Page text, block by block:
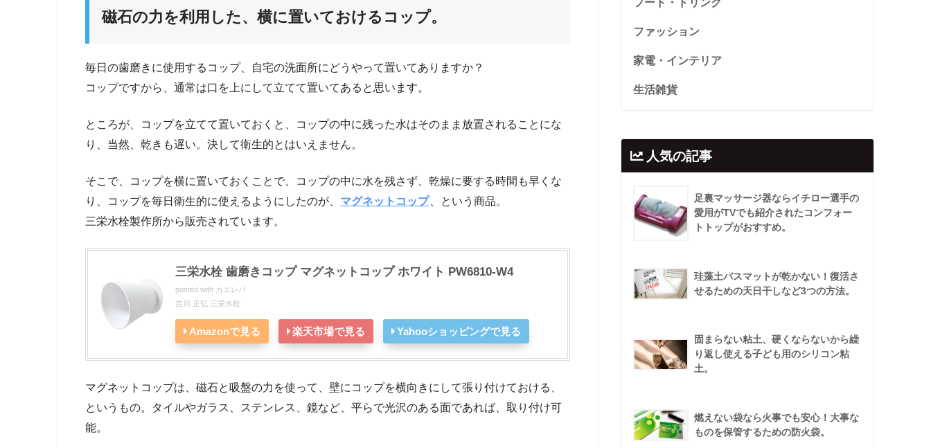
磁石の力を利用した、横に置いておけるコップ。
毎日の歯磨きに使用するコップ、自宅の洗面所にどうやって置いてありますか？
コップですから、通常は口を上にして立てて置いてあると思います。
ところが、コップを立てて置いておくと、コップの中に残った水はそのまま放置されることにな
り、当然、乾きも遅い。決して衛生的とはいえません。
そこで、コップを横に置いておくことで、コップの中に水を残さず、乾燥に要する時間も早くな
り、コップを毎日衛生的に使えるようにしたのが、 マグネットコップ 、という商品。
三栄水栓製作所から販売されています。
三栄水栓 歯磨きコップ マグネットコップ ホワイト PW6810-W4
posted with カエレバ
吉川 正弘 三栄水栓
Amazonで見る 楽天市場で見る Yahooショッピングで見る
マグネットコップは、磁石と吸盤の力を使って、壁にコップを横向きにして張り付けておける、
というもの。タイルやガラス、ステンレス、鏡など、平らで光沢のある面であれば、取り付け可
能。
フード・ドリンク
ファッション
家電・インテリア
生活雑貨
人気の記事
足裏マッサージ器ならイチロー選手の
愛用がTVでも紹介されたコンフォー
トトップがおすすめ。
珪藻土バスマットが乾かない！復活さ
せるための天日干しなど3つの方法。
固まらない粘土、硬くならないから繰
り返し使える子ども用のシリコン粘
土。
燃えない袋なら火事でも安心！大事な
ものを保管するための防火袋。